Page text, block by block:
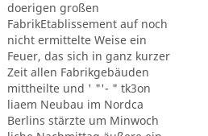
doerigen großen
FabrikEtablissement auf noch
nicht ermittelte Weise ein
Feuer, das sich in ganz kurzer
Zeit allen Fabrikgebäuden
mittheilte und ' "'- " tk3on
liaem Neubau im Nordca
Berlins stärzte um Minwoch